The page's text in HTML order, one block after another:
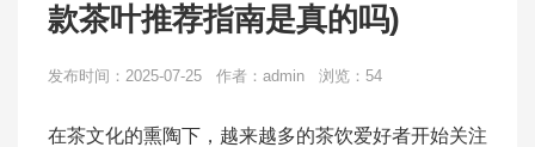
款茶叶推荐指南是真的吗)
发布时间：2025-07-25 作者：admin 浏览：54
在茶文化的熏陶下，越来越多的茶饮爱好者开始关注